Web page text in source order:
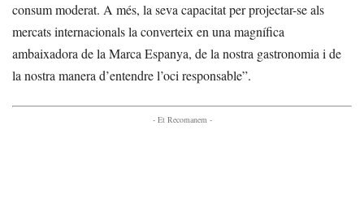
consum moderat. A més, la seva capacitat per projectar-se als
mercats internacionals la converteix en una magnífica
ambaixadora de la Marca Espanya, de la nostra gastronomia i de
la nostra manera d’entendre l’oci responsable”.
- Et Recomanem -